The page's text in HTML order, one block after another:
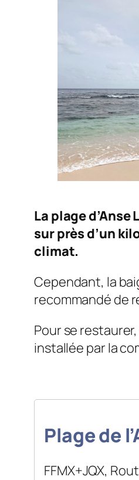
La plage
sur près d’un
climat.
Cependant, la
recommandé de
Pour se
installée par la
Plage de
FFMX+JQX,